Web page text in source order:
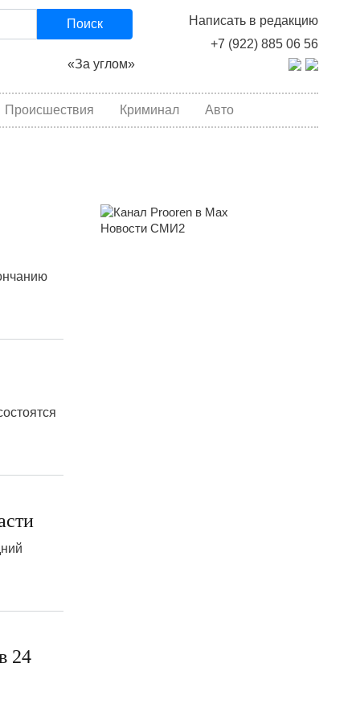
Написать в редакцию
+7 (922) 885 06 56
Поиск
«За углом»
Происшествия Криминал Авто
24
Новости СМИ2